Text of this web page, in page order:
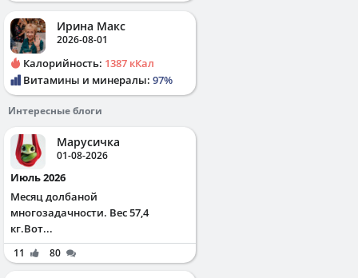
Ирина Макс
2026-08-01
Калорийность: 1387 кКал
Витамины и минералы: 97%
Интересные блоги
Марусичка
01-08-2026
Июль 2026
Месяц долбаной
многозадачности. Вес 57,4
кг.Вот...
11 80